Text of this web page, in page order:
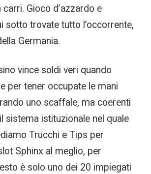
Gioco d’azzardo e
sotto trovate tutto l’occorrente,
Germania.
vince soldi veri quando
per tener occupate le mani
uno scaffale, ma coerenti
sistema istituzionale nel quale
Trucchi e Tips per
Sphinx al meglio, per
è solo uno dei 20 impiegati